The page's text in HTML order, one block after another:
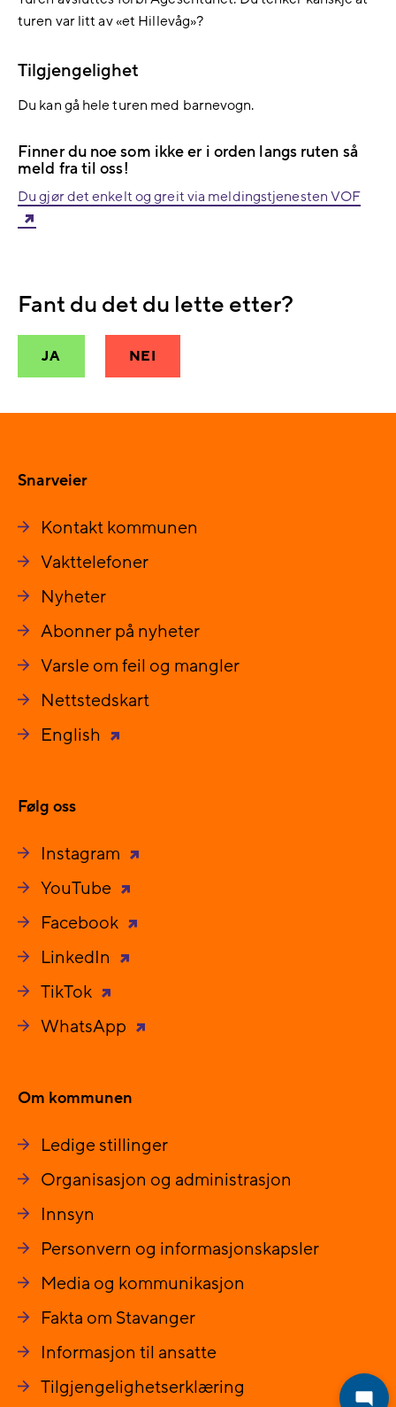
turen var litt av «et Hillevåg»?
Tilgjengelighet
Du kan gå hele turen med barnevogn.
Finner du noe som ikke er i orden langs ruten så
meld fra til oss!
Du gjør det enkelt og greit via meldingstjenesten VOF
Fant du det du lette etter?
JA NEI
Snarveier
Kontakt kommunen
Vakttelefoner
Nyheter
Abonner på nyheter
Varsle om feil og mangler
Nettstedskart
English
Følg oss
Instagram
YouTube
Facebook
LinkedIn
TikTok
WhatsApp
Om kommunen
Ledige stillinger
Organisasjon og administrasjon
Innsyn
Personvern og informasjonskapsler
Media og kommunikasjon
Fakta om Stavanger
Informasjon til ansatte
Tilgjengelighetserklæring